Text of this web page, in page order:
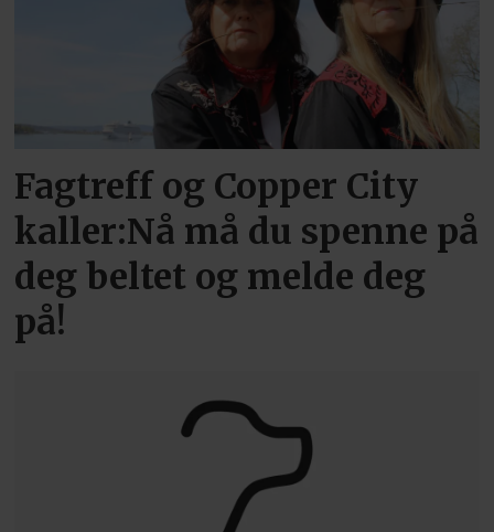
Fagtreff og Copper City
kaller:Nå må du spenne på
deg beltet og melde deg
på!